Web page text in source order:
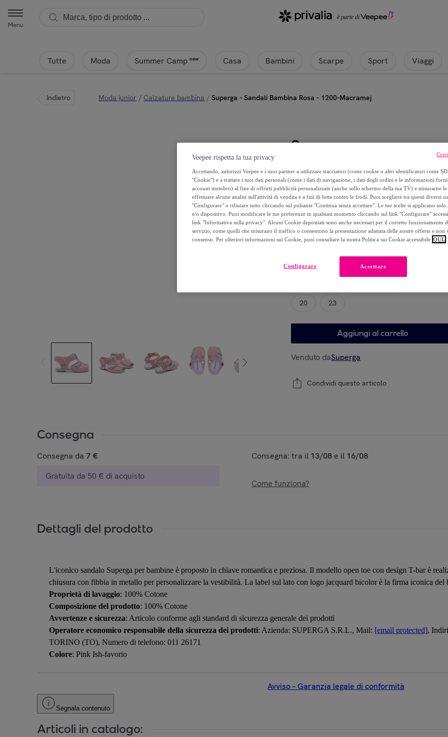
Menu
Tutte Moda Summer Camp new Casa Bambini Scarpe Sport Viaggi
Indietro Moda junior / Calzature bambina / Superga - Sandali Bambina Rosa - 1200-Macramej
Superga
Superga - Sandali Bambina
13,99 €
29,00 €
Modello
20 23
Aggiungi al carrello
Venduto daSuperga
Condividi questo articolo
Consegna
Consegna da 7 €
Gratuita da 50 € di acquisto
Consegna: tra il 13/08 e il 16/08
Come funziona?
Dettagli del prodotto
L'iconico sandalo Superga per bambine è proposto in chiave romantica e preziosa. Il modello open toe con design T-bar è
chiusura con fibbia in metallo per personalizzare la vestibilità. La label sul lato con logo jacquard bicolor è la firma iconica del
Proprietà di lavaggio: 100% Cotone
Composizione del prodotto: 100% Cotone
Avvertenze e sicurezza: Articolo conforme agli standard di sicurezza generale dei prodotti
Operatore economico responsabile della sicurezza dei prodotti: Azienda: SUPERGA S.R.L., Mail: [email protected],
TORINO (TO), Numero di telefono: 011 26171
Colore: Pink Ish-favorio
Avviso – Garanzia legale di conformità
Segnala contenuto
Articoli in catalogo:
Veepee rispetta la tua privacy
Accettando, autorizzi Veepee e i suoi partner a utilizzare tracciatori (come cookie o altri identificatori come
"Cookie") e a trattare i tuoi dati personali (come i dati di navigazione, i dati degli ordini e le informazioni
account membro) al fine di offrirti pubblicità personalizzate (anche sullo schermo della tua TV) e misurarne le
effettuare alcune analisi sull'attività di vendita e a fini di lotta contro le frodi. Puoi scegliere tra questi diversi
"Configurare" o rifiutare tutto cliccando sul pulsante "Continua senza accettare". Le tue scelte si applicano solo
e/o dispositivo. Puoi modificare le tue preferenze in qualsiasi momento cliccando sul link "Configurare"
link "Informativa sulla privacy". Alcuni Cookie depositati sono anche necessari per il corretto funzionamento
servizio, come quelli che misurano il traffico o consentono la presentazione adattata delle nostre offerte e non
consenso. Per ulteriori informazioni sui Cookie, puoi consultare la nostra Politica sui Cookie accessibile QUI.
Accettare
Configurare